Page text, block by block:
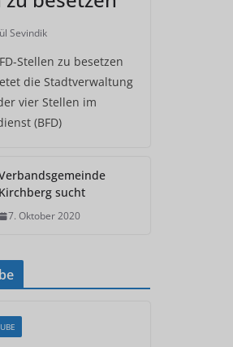
Sevindik
Stellen zu besetzen
die Stadtverwaltung
vier Stellen im
(BFD)
Kirchberg sucht
7. Oktober 2020